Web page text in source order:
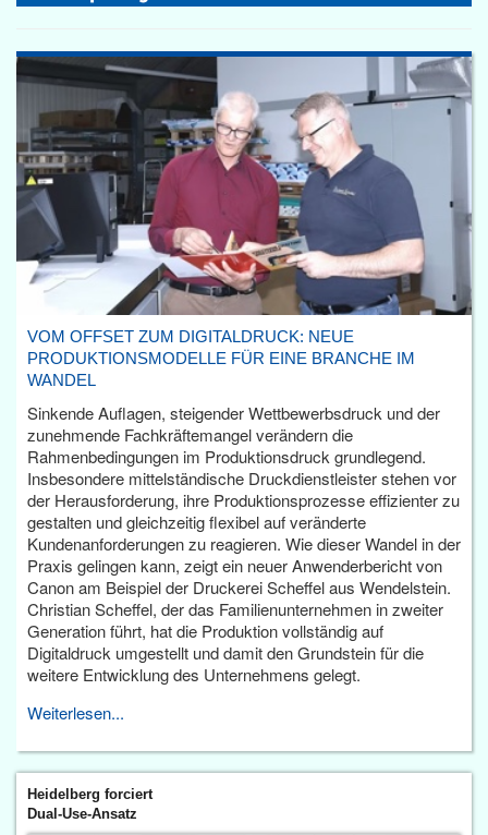
VOM OFFSET ZUM DIGITALDRUCK: NEUE
PRODUKTIONSMODELLE FÜR EINE BRANCHE IM
WANDEL
Sinkende Auflagen, steigender Wettbewerbsdruck und der
zunehmende Fachkräftemangel verändern die
Rahmenbedingungen im Produktionsdruck grundlegend.
Insbesondere mittelständische Druckdienstleister stehen vor
der Herausforderung, ihre Produktionsprozesse effizienter zu
gestalten und gleichzeitig flexibel auf veränderte
Kundenanforderungen zu reagieren. Wie dieser Wandel in der
Praxis gelingen kann, zeigt ein neuer Anwenderbericht von
Canon am Beispiel der Druckerei Scheffel aus Wendelstein.
Christian Scheffel, der das Familienunternehmen in zweiter
Generation führt, hat die Produktion vollständig auf
Digitaldruck umgestellt und damit den Grundstein für die
weitere Entwicklung des Unternehmens gelegt.
Weiterlesen...
Heidelberg forciert
Dual-Use-Ansatz